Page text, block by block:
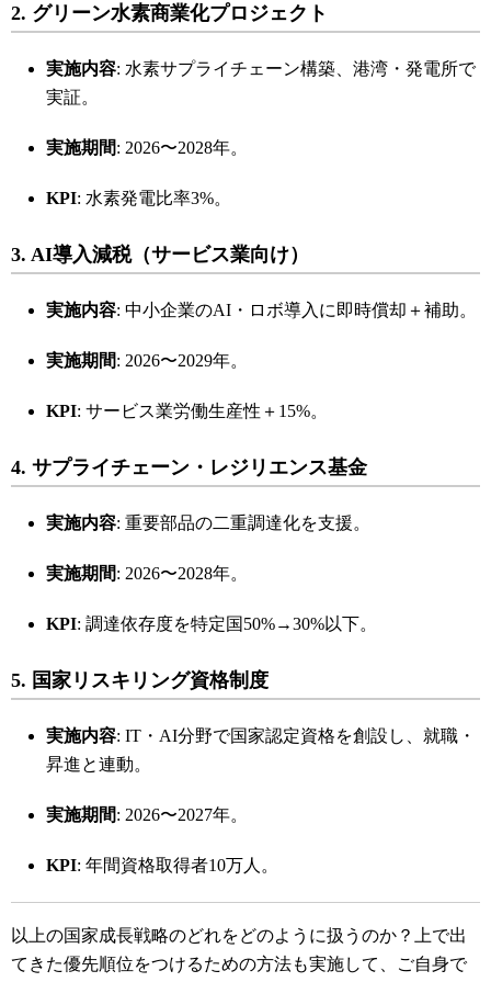
2. グリーン水素商業化プロジェクト
実施内容: 水素サプライチェーン構築、港湾・発電所で
実証。
実施期間: 2026〜2028年。
KPI: 水素発電比率3%。
3. AI導入減税（サービス業向け）
実施内容: 中小企業のAI・ロボ導入に即時償却＋補助。
実施期間: 2026〜2029年。
KPI: サービス業労働生産性＋15%。
4. サプライチェーン・レジリエンス基金
実施内容: 重要部品の二重調達化を支援。
実施期間: 2026〜2028年。
KPI: 調達依存度を特定国50%→30%以下。
5. 国家リスキリング資格制度
実施内容: IT・AI分野で国家認定資格を創設し、就職・
昇進と連動。
実施期間: 2026〜2027年。
KPI: 年間資格取得者10万人。
以上の国家成長戦略のどれをどのように扱うのか？上で出
てきた優先順位をつけるための方法も実施して、ご自身で